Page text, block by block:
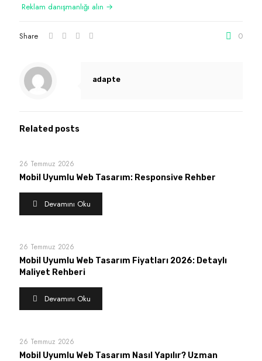
Reklam danışmanlığı alın →
Share 0
adapte
Related posts
26 Temmuz 2026
Mobil Uyumlu Web Tasarım: Responsive Rehber
Devamını Oku
26 Temmuz 2026
Mobil Uyumlu Web Tasarım Fiyatları 2026: Detaylı
Maliyet Rehberi
Devamını Oku
26 Temmuz 2026
Mobil Uyumlu Web Tasarım Nasıl Yapılır? Uzman